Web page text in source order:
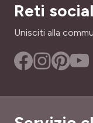
Reti
Unisciti alla